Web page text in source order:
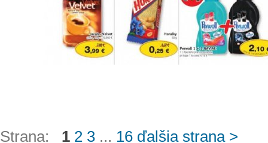
Strana: 1 2 3 ... 16 ďalšia strana >